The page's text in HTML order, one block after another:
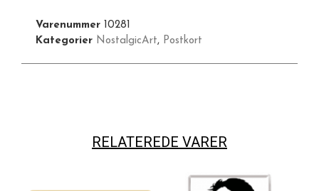
Varenummer 10281
Kategorier NostalgicArt, Postkort
RELATEREDE VARER